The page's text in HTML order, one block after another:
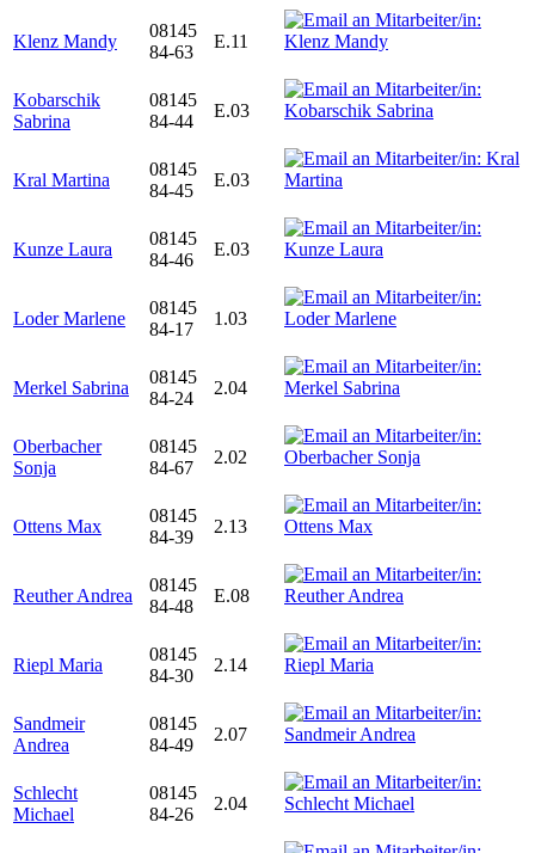
Klenz Mandy
08145
84-63
E.11
Kobarschik
Sabrina
08145
84-44
E.03
Kral Martina
08145
84-45
E.03
Kunze Laura
08145
84-46
E.03
Loder Marlene
08145
84-17
1.03
Merkel Sabrina
08145
84-24
2.04
Oberbacher
Sonja
08145
84-67
2.02
Ottens Max
08145
84-39
2.13
Reuther Andrea
08145
84-48
E.08
Riepl Maria
08145
84-30
2.14
Sandmeir
Andrea
08145
84-49
2.07
Schlecht
Michael
08145
84-26
2.04